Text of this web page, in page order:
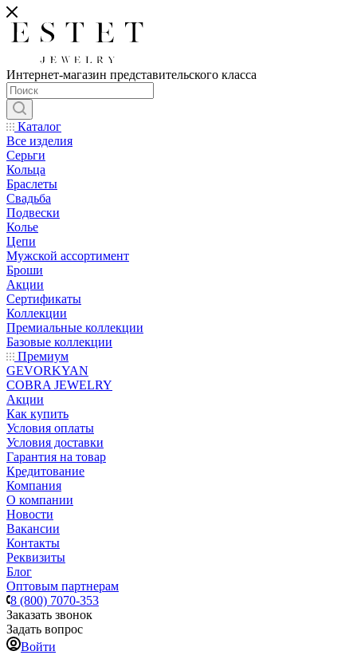
Интернет-магазин представительского класса
Каталог
Все изделия
Серьги
Кольца
Браслеты
Свадьба
Подвески
Колье
Цепи
Мужской ассортимент
Броши
Акции
Сертификаты
Коллекции
Премиальные коллекции
Базовые коллекции
Премиум
GEVORKYAN
COBRA JEWELRY
Акции
Как купить
Условия оплаты
Условия доставки
Гарантия на товар
Кредитование
Компания
О компании
Новости
Вакансии
Контакты
Реквизиты
Блог
Оптовым партнерам
8 (800) 7070-353
Заказать звонок
Задать вопрос
Войти